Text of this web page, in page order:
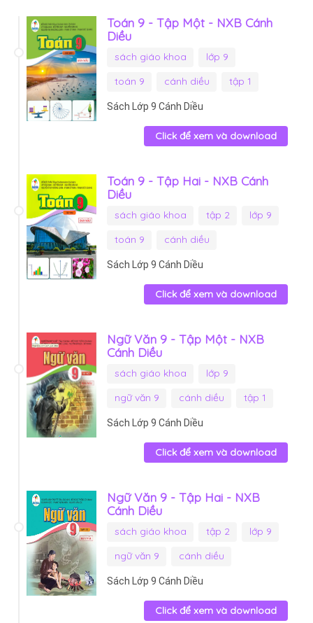
Toán 9 - Tập Một - NXB Cánh
Diều
sách giáo khoa
lớp 9
toán 9
cánh diều tập 1
Sách Lớp 9 Cánh Diều
Click để xem và download
Toán 9 - Tập Hai - NXB Cánh
Diều
sách giáo khoa tập 2
lớp 9
toán 9
cánh diều
Sách Lớp 9 Cánh Diều
Click để xem và download
Ngữ Văn 9 - Tập Một - NXB
Cánh Diều
sách giáo khoa
lớp 9
ngữ văn 9
cánh diều tập 1
Sách Lớp 9 Cánh Diều
Click để xem và download
Ngữ Văn 9 - Tập Hai - NXB
Cánh Diều
sách giáo khoa tập 2
lớp 9
ngữ văn 9
cánh diều
Sách Lớp 9 Cánh Diều
Click để xem và download